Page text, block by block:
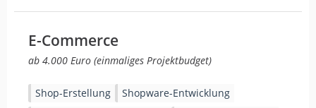
E-Commerce
ab 4.000 Euro (einmaliges Projektbudget)
Shop-Erstellung
Shopware-Entwicklung